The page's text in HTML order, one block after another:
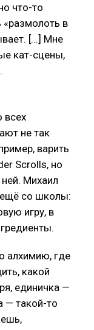
что-то
«размолоть в
[...] Мне
кат-сцены,
всех
не так
варить
Scrolls, но
Михаил
ещё со школы:
игру, в
алхимию, где
какой
единичка —
— такой-то